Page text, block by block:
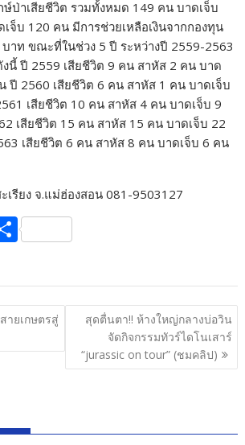
ป่าเสียชีวิต รวมทั้งหมด 149 คน บาดเจ็บ
จ็บ 120 คน มีการช่วยเหลือเงินจากกองทุน
บาท ขณะที่ในช่วง 5 ปี ระหว่างปี 2559-2563
งนี้ ปี 2559 เสียชีวิต 9 คน สาหัส 2 คน บาด
ปี 2560 เสียชีวิต 6 คน สาหัส 1 คน บาดเจ็บ
เสียชีวิต 10 คน สาหัส 4 คน บาดเจ็บ 9
เสียชีวิต 15 คน สาหัส 15 คน บาดเจ็บ 22
เสียชีวิต 6 คน สาหัส 8 คน บาดเจ็บ 6 คน
เรียง จ.แม่ฮ่องสอน 081-9503127
S
ar
e
ายเกษตรสู่
สุดตื่นตา!! ห้างใหญ่กลางบ่อวิน
จัดกิจกรรมทัวร์ไดโนเสาร์
“jurassic on tour” (ชมคลิป)